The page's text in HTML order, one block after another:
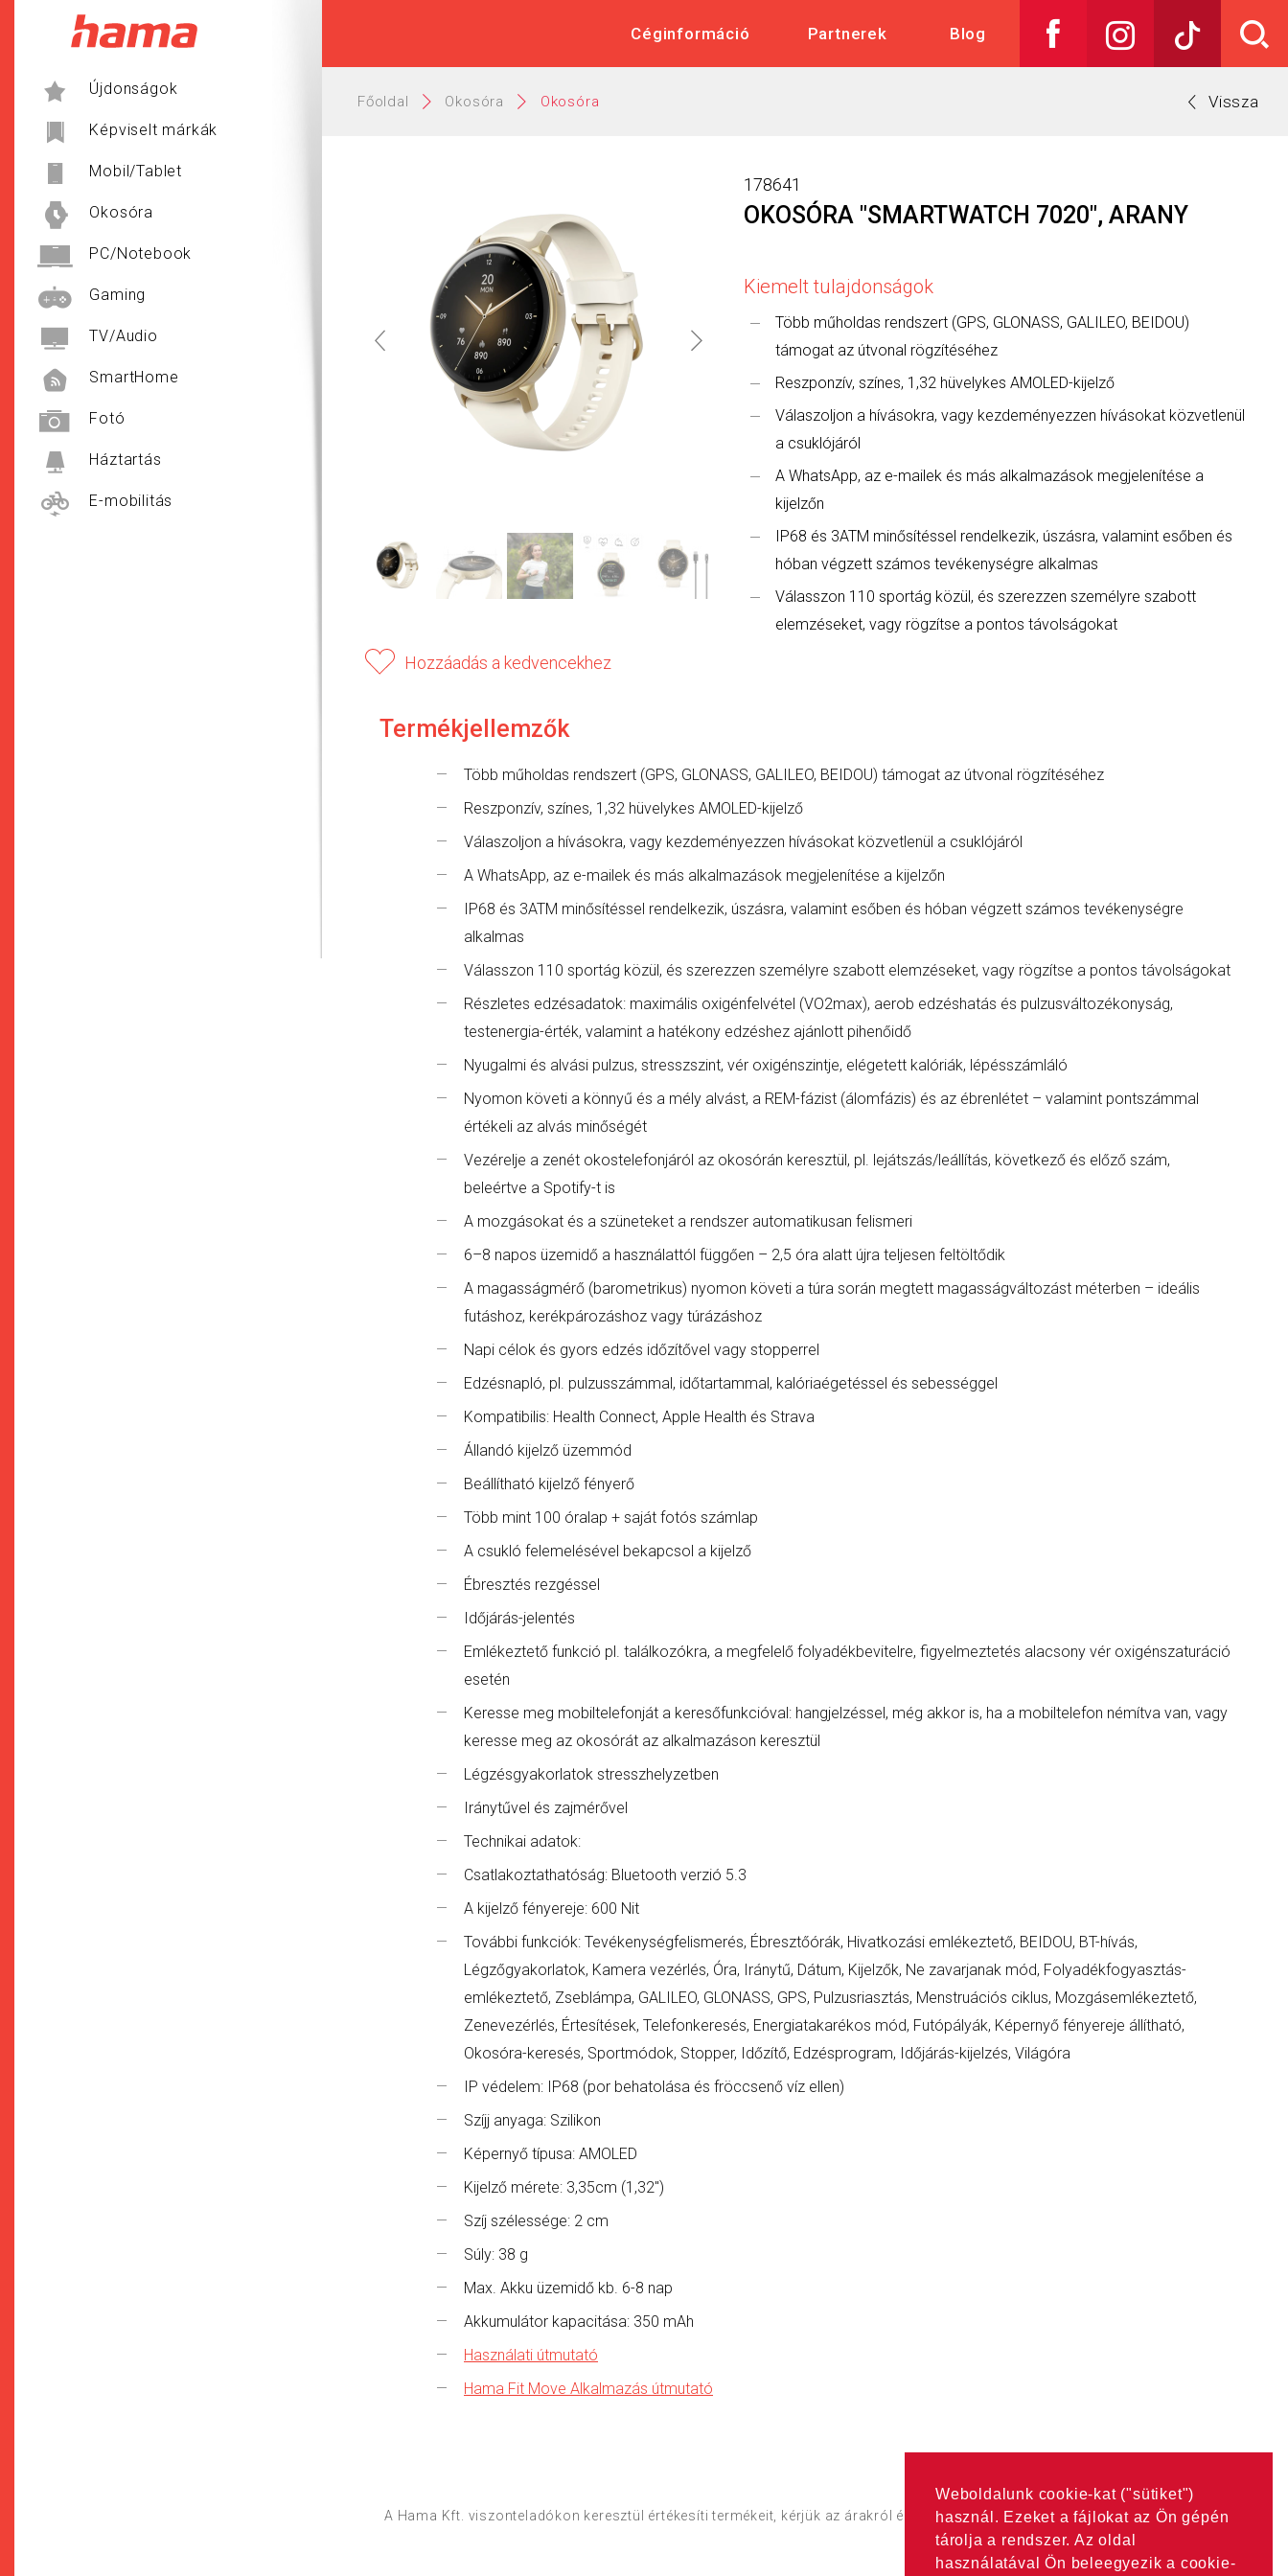
Weboldalunk cookie-kat ("sütiket")
használ. Ezeket a fájlokat az Ön gépén
tárolja a rendszer. Az oldal
használatával Ön beleegyezik a cookie-
Hama Műszaki és Elektronikai Nagykereskedelem
Újdonságok
Képviselt márkák
Mobil/Tablet
Okosóra
PC/Notebook
Gaming
TV/Audio
SmartHome
Fotó
Háztartás
E-mobilitás
Céginformáció Partnerek Blog
Főoldal Okosóra Okosóra Vissza
Hozzáadás a kedvencekhez
178641
OKOSÓRA "SMARTWATCH 7020", ARANY
Kiemelt tulajdonságok
Több műholdas rendszert (GPS, GLONASS, GALILEO, BEIDOU)
támogat az útvonal rögzítéséhez
Reszponzív, színes, 1,32 hüvelykes AMOLED-kijelző
Válaszoljon a hívásokra, vagy kezdeményezzen hívásokat közvetlenül
a csuklójáról
A WhatsApp, az e-mailek és más alkalmazások megjelenítése a
kijelzőn
IP68 és 3ATM minősítéssel rendelkezik, úszásra, valamint esőben és
hóban végzett számos tevékenységre alkalmas
Válasszon 110 sportág közül, és szerezzen személyre szabott
elemzéseket, vagy rögzítse a pontos távolságokat
Termékjellemzők
Több műholdas rendszert (GPS, GLONASS, GALILEO, BEIDOU) támogat az útvonal rögzítéséhez
Reszponzív, színes, 1,32 hüvelykes AMOLED-kijelző
Válaszoljon a hívásokra, vagy kezdeményezzen hívásokat közvetlenül a csuklójáról
A WhatsApp, az e-mailek és más alkalmazások megjelenítése a kijelzőn
IP68 és 3ATM minősítéssel rendelkezik, úszásra, valamint esőben és hóban végzett számos tevékenységre
alkalmas
Válasszon 110 sportág közül, és szerezzen személyre szabott elemzéseket, vagy rögzítse a pontos távolságokat
Részletes edzésadatok: maximális oxigénfelvétel (VO2max), aerob edzéshatás és pulzusváltozékonyság,
testenergia-érték, valamint a hatékony edzéshez ajánlott pihenőidő
Nyugalmi és alvási pulzus, stresszszint, vér oxigénszintje, elégetett kalóriák, lépésszámláló
Nyomon követi a könnyű és a mély alvást, a REM-fázist (álomfázis) és az ébrenlétet – valamint pontszámmal
értékeli az alvás minőségét
Vezérelje a zenét okostelefonjáról az okosórán keresztül, pl. lejátszás/leállítás, következő és előző szám,
beleértve a Spotify-t is
A mozgásokat és a szüneteket a rendszer automatikusan felismeri
6–8 napos üzemidő a használattól függően – 2,5 óra alatt újra teljesen feltöltődik
A magasságmérő (barometrikus) nyomon követi a túra során megtett magasságváltozást méterben – ideális
futáshoz, kerékpározáshoz vagy túrázáshoz
Napi célok és gyors edzés időzítővel vagy stopperrel
Edzésnapló, pl. pulzusszámmal, időtartammal, kalóriaégetéssel és sebességgel
Kompatibilis: Health Connect, Apple Health és Strava
Állandó kijelző üzemmód
Beállítható kijelző fényerő
Több mint 100 óralap + saját fotós számlap
A csukló felemelésével bekapcsol a kijelző
Ébresztés rezgéssel
Időjárás-jelentés
Emlékeztető funkció pl. találkozókra, a megfelelő folyadékbevitelre, figyelmeztetés alacsony vér oxigénszaturáció
esetén
Keresse meg mobiltelefonját a keresőfunkcióval: hangjelzéssel, még akkor is, ha a mobiltelefon némítva van, vagy
keresse meg az okosórát az alkalmazáson keresztül
Légzésgyakorlatok stresszhelyzetben
Iránytűvel és zajmérővel
Technikai adatok:
Csatlakoztathatóság: Bluetooth verzió 5.3
A kijelző fényereje: 600 Nit
További funkciók: Tevékenységfelismerés, Ébresztőórák, Hivatkozási emlékeztető, BEIDOU, BT-hívás,
Légzőgyakorlatok, Kamera vezérlés, Óra, Iránytű, Dátum, Kijelzők, Ne zavarjanak mód, Folyadékfogyasztás-
emlékeztető, Zseblámpa, GALILEO, GLONASS, GPS, Pulzusriasztás, Menstruációs ciklus, Mozgásemlékeztető,
Zenevezérlés, Értesítések, Telefonkeresés, Energiatakarékos mód, Futópályák, Képernyő fényereje állítható,
Okosóra-keresés, Sportmódok, Stopper, Időzítő, Edzésprogram, Időjárás-kijelzés, Világóra
IP védelem: IP68 (por behatolása és fröccsenő víz ellen)
Szíjj anyaga: Szilikon
Képernyő típusa: AMOLED
Kijelző mérete: 3,35cm (1,32")
Szíj szélessége: 2 cm
Súly: 38 g
Max. Akku üzemidő kb. 6-8 nap
Akkumulátor kapacitása: 350 mAh
Használati útmutató
Hama Fit Move Alkalmazás útmutató
A Hama Kft. viszonteladókon keresztül értékesíti termékeit, kérjük az árakról érdekődjön aPartnerekoldalon található címeken.